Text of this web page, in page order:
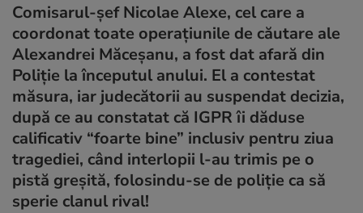
Comisarul-şef Nicolae Alexe, cel care a
coordonat toate operațiunile de căutare ale
Alexandrei Măceșanu, a fost dat afară din
Poliție la începutul anului. El a contestat
măsura, iar judecătorii au suspendat decizia,
după ce au constatat că IGPR îi dăduse
calificativ “foarte bine” inclusiv pentru ziua
tragediei, când interlopii l-au trimis pe o
pistă greșită, folosindu-se de poliție ca să
sperie clanul rival!